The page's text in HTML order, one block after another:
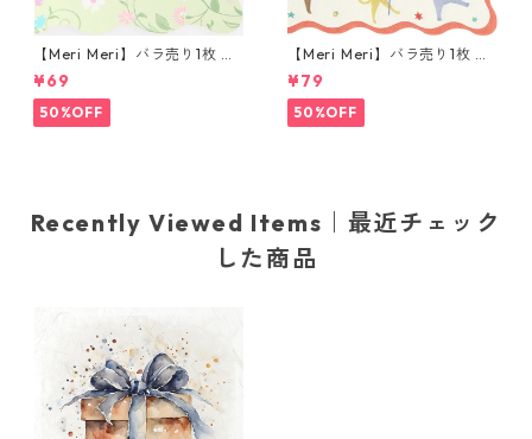
【Meri Meri】バラ売り1枚 カ
クテルサイズ ペーパーナプキ
ン LADUREE ライトグリーン
ラデュレ
¥69
50%OFF
【Meri Meri】バラ売り1枚 ラ
ンチサイズ ペーパーナプキン
Animal Parade レッド
¥79
50%OFF
Recently Viewed Items｜最近チェック
した商品